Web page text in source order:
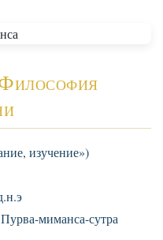
изучение»)
Пурва-миманса-сутра